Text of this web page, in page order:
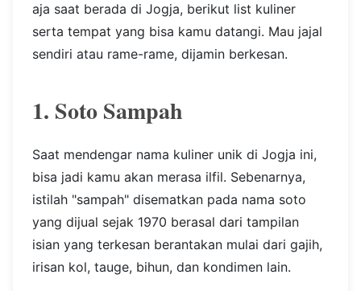
aja saat berada di Jogja, berikut list kuliner
serta tempat yang bisa kamu datangi. Mau jajal
sendiri atau rame-rame, dijamin berkesan.
1. Soto Sampah
Saat mendengar nama kuliner unik di Jogja ini,
bisa jadi kamu akan merasa ilfil. Sebenarnya,
istilah "sampah" disematkan pada nama soto
yang dijual sejak 1970 berasal dari tampilan
isian yang terkesan berantakan mulai dari gajih,
irisan kol, tauge, bihun, dan kondimen lain.